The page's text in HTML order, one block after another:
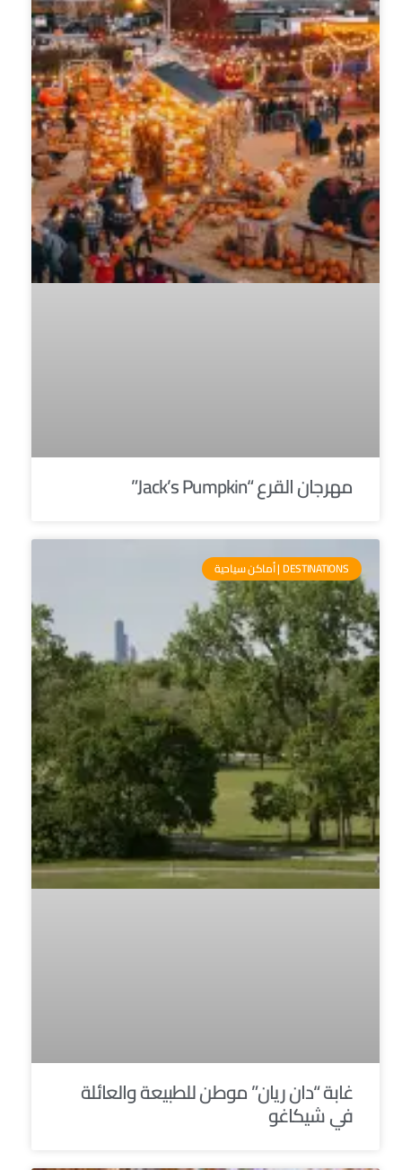
مهرجان القرع “Jack’s Pumpkin”
DESTINATIONS | أماكن سياحية
غابة “دان ريان” موطن للطبيعة والعائلة
في شيكاغو